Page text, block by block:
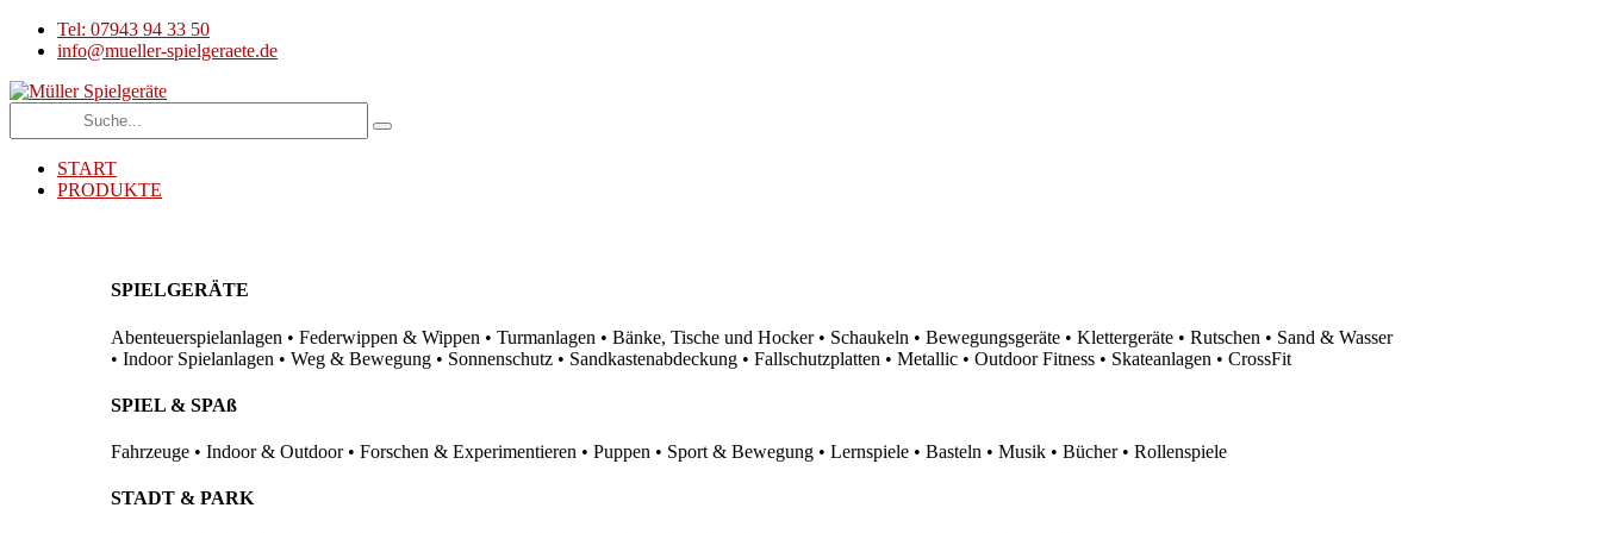
Tel: 07943 94 33 50
info@mueller-spielgeraete.de
START
PRODUKTE
SPIELGERÄTE
Abenteuerspielanlagen • Federwippen & Wippen • Turmanlagen • Bänke, Tische und Hocker • Schaukeln • Bewegungsgeräte • Klettergeräte • Rutschen • Sand & Wasser
• Indoor Spielanlagen • Weg & Bewegung • Sonnenschutz • Sandkastenabdeckung • Fallschutzplatten • Metallic • Outdoor Fitness • Skateanlagen • CrossFit
SPIEL & SPAß
Fahrzeuge • Indoor & Outdoor • Forschen & Experimentieren • Puppen • Sport & Bewegung • Lernspiele • Basteln • Musik • Bücher • Rollenspiele
STADT & PARK